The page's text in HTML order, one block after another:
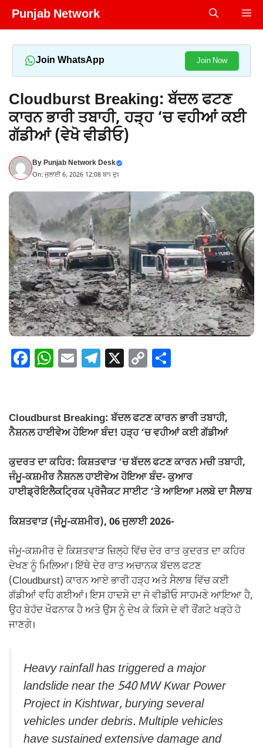
Skip
Punjab Network
Join WhatsApp Join Now
Cloudburst Breaking: ਬੱਦਲ ਫਟਣ
ਕਾਰਨ ਭਾਰੀ ਤਬਾਹੀ, ਹੜ੍ਹ ‘ਚ ਵਹੀਆਂ ਕਈ
ਗੱਡੀਆਂ (ਵੇਖੋ ਵੀਡੀਓ)
ByPunjab Network Desk
On: ਜੁਲਾਈ 6, 2026 12:08 ਬਾਃ ਦੁਃ
F
e
b
o
o
k
W
s
A
p
p
E T
gr
a
m
X C
y
Li
n
k
e
Cloudburst Breaking: ਬੱਦਲ ਫਟਣ ਕਾਰਨ ਭਾਰੀ ਤਬਾਹੀ,
ਨੈਸ਼ਨਲ ਹਾਈਵੇਅ ਹੋਇਆ ਬੰਦ! ਹੜ੍ਹ ‘ਚ ਵਹੀਆਂ ਕਈ ਗੱਡੀਆਂ
ਕੁਦਰਤ ਦਾ ਕਹਿਰ: ਕਿਸ਼ਤਵਾੜ ‘ਚ ਬੱਦਲ ਫਟਣ ਕਾਰਨ ਮਚੀ ਤਬਾਹੀ,
ਜੰਮੂ-ਕਸ਼ਮੀਰ ਨੈਸ਼ਨਲ ਹਾਈਵੇਅ ਹੋਇਆ ਬੰਦ- ਕੁਆਰ
ਹਾਈਡ੍ਰੋਇਲੈਕਟ੍ਰਿਕ ਪ੍ਰੋਜੈਕਟ ਸਾਈਟ ‘ਤੇ ਆਇਆ ਮਲਬੇ ਦਾ ਸੈਲਾਬ
ਕਿਸ਼ਤਵਾੜ (ਜੰਮੂ-ਕਸ਼ਮੀਰ), 06 ਜੁਲਾਈ 2026-
ਜੰਮੂ-ਕਸ਼ਮੀਰ ਦੇ ਕਿਸ਼ਤਵਾੜ ਜ਼ਿਲ੍ਹੇ ਵਿੱਚ ਦੇਰ ਰਾਤ ਕੁਦਰਤ ਦਾ ਕਹਿਰ
ਦੇਖਣ ਨੂੰ ਮਿਲਿਆ। ਇੱਥੇ ਦੇਰ ਰਾਤ ਅਚਾਨਕ ਬੱਦਲ ਫਟਣ
(Cloudburst) ਕਾਰਨ ਆਏ ਭਾਰੀ ਹੜ੍ਹ ਅਤੇ ਸੈਲਾਬ ਵਿੱਚ ਕਈ
ਗੱਡੀਆਂ ਵਹਿ ਗਈਆਂ। ਇਸ ਹਾਦਸੇ ਦਾ ਜੋ ਵੀਡੀਓ ਸਾਹਮਣੇ ਆਇਆ ਹੈ,
ਉਹ ਬੇਹੱਦ ਖੌਫਨਾਕ ਹੈ ਅਤੇ ਉਸ ਨੂੰ ਦੇਖ ਕੇ ਕਿਸੇ ਦੇ ਵੀ ਰੌਂਗਟੇ ਖੜ੍ਹੇ ਹੋ
ਜਾਣਗੇ।
Heavy rainfall has triggered a major
landslide near the 540 MW Kwar Power
Project in Kishtwar, burying several
vehicles under debris. Multiple vehicles
have sustained extensive damage and